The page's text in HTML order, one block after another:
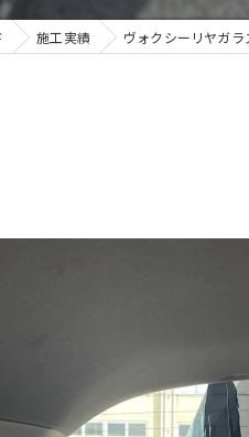
施工実績 ヴォクシーリヤガ